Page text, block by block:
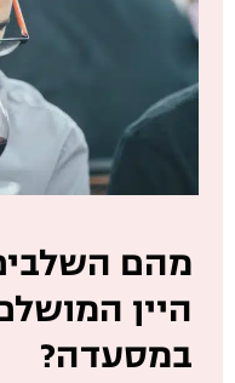
מהם
היין
במסעדה?